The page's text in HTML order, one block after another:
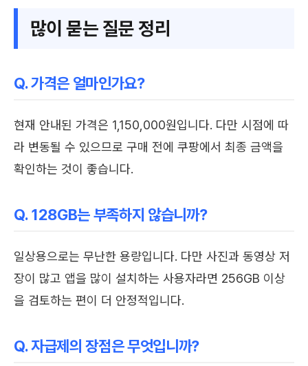
많이 묻는 질문 정리
Q. 가격은 얼마인가요?
현재 안내된 가격은 1,150,000원입니다. 다만 시점에 따
라 변동될 수 있으므로 구매 전에 쿠팡에서 최종 금액을
확인하는 것이 좋습니다.
Q. 128GB는 부족하지 않습니까?
일상용으로는 무난한 용량입니다. 다만 사진과 동영상 저
장이 많고 앱을 많이 설치하는 사용자라면 256GB 이상
을 검토하는 편이 더 안정적입니다.
Q. 자급제의 장점은 무엇입니까?